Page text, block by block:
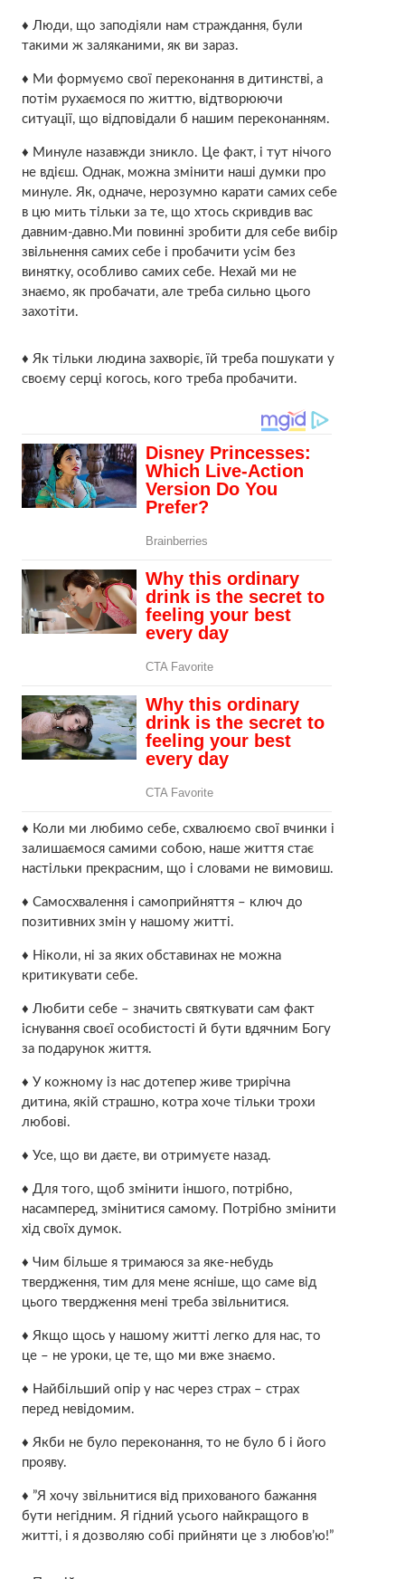
♦ Люди, що заподіяли нам страждання, були
такими ж заляканими, як ви зараз.
♦ Ми формуємо свої переконання в дитинстві, а
потім рухаємося по життю, відтворюючи
ситуації, що відповідали б нашим переконанням.
♦ Минуле назавжди зникло. Це факт, і тут нічого
не вдієш. Однак, можна змінити наші думки про
минуле. Як, одначе, нерозумно карати самих себе
в цю мить тільки за те, що хтось скривдив вас
давним-давно.Ми повинні зробити для себе вибір
звільнення самих себе і пробачити усім без
винятку, особливо самих себе. Нехай ми не
знаємо, як пробачати, але треба сильно цього
захотіти.
♦ Як тільки людина захворіє, їй треба пошукати у
своєму серці когось, кого треба пробачити.
♦ Коли ми любимо себе, схвалюємо свої вчинки і
залишаємося самими собою, наше життя стає
настільки прекрасним, що і словами не вимовиш.
♦ Самосхвалення і самоприйняття – ключ до
позитивних змін у нашому житті.
♦ Ніколи, ні за яких обставинах не можна
критикувати себе.
♦ Любити себе – значить святкувати сам факт
існування своєї особистості й бути вдячним Богу
за подарунок життя.
♦ У кожному із нас дотепер живе трирічна
дитина, якій страшно, котра хоче тільки трохи
любові.
♦ Усе, що ви даєте, ви отримуєте назад.
♦ Для того, щоб змінити іншого, потрібно,
насамперед, змінитися самому. Потрібно змінити
хід своїх думок.
♦ Чим більше я тримаюся за яке-небудь
твердження, тим для мене ясніше, що саме від
цього твердження мені треба звільнитися.
♦ Якщо щось у нашому житті легко для нас, то
це – не уроки, це те, що ми вже знаємо.
♦ Найбільший опір у нас через страх – страх
перед невідомим.
♦ Якби не було переконання, то не було б і його
прояву.
♦ ”Я хочу звільнитися від прихованого бажання
бути негідним. Я гідний усього найкращого в
житті, і я дозволяю собі прийняти це з любов’ю!”